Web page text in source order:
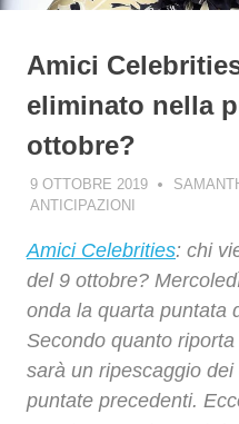
Amici
eliminato nella
ottobre?
9 OTTOBRE 2019
ANTICIPAZIONI
Amici Celebrities: chi
del 9 ottobre?
onda la quarta puntata
Secondo quanto
sarà un ripescaggio
puntate precedenti.